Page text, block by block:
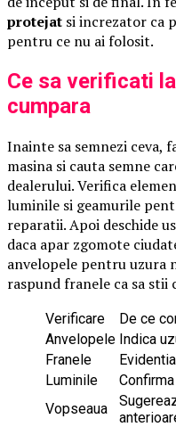
protejat si increzator ca
pentru ce nu ai folosit.
Ce sa verificati
cumpara
Inainte sa semnezi ceva,
masina si cauta semne
dealerului. Verifica
luminile si geamurile
reparatii. Apoi deschide
daca apar zgomote
anvelopele pentru uzura
raspund franele ca sa stii
Verificare
De ce
Anvelopele Indica
Franele
Luminile
Vopseaua